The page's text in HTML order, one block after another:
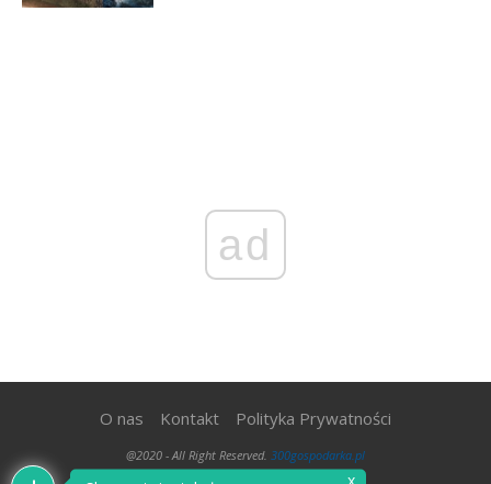
ad
O nas Kontakt Polityka Prywatności
@2020 - All Right Reserved. 300gospodarka.pl
x